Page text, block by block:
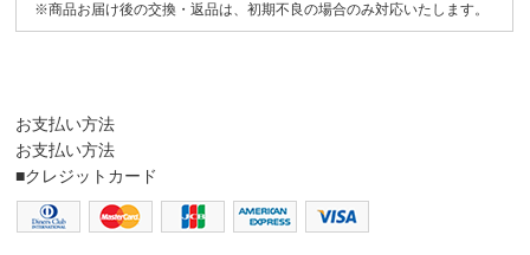
※商品お届け後の交換・返品は、初期不良の場合のみ対応いたします。
お支払い方法
お支払い方法
■クレジットカード